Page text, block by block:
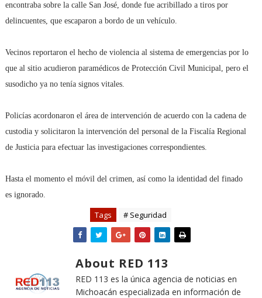
encontraba sobre la calle San José, donde fue acribillado a tiros por
delincuentes, que escaparon a bordo de un vehículo.
Vecinos reportaron el hecho de violencia al sistema de emergencias por lo
que al sitio acudieron paramédicos de Protección Civil Municipal, pero el
susodicho ya no tenía signos vitales.
Policías acordonaron el área de intervención de acuerdo con la cadena de
custodia y solicitaron la intervención del personal de la Fiscalía Regional
de Justicia para efectuar las investigaciones correspondientes.
Hasta el momento el móvil del crimen, así como la identidad del finado
es ignorado.
Tags # Seguridad
About RED 113
RED 113 es la única agencia de noticias en
Michoacán especializada en información de